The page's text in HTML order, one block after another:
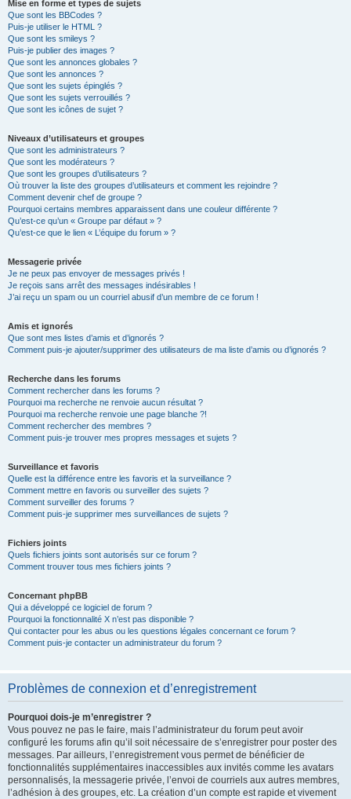
Mise en forme et types de sujets
Que sont les BBCodes ?
Puis-je utiliser le HTML ?
Que sont les smileys ?
Puis-je publier des images ?
Que sont les annonces globales ?
Que sont les annonces ?
Que sont les sujets épinglés ?
Que sont les sujets verrouillés ?
Que sont les icônes de sujet ?
Niveaux d’utilisateurs et groupes
Que sont les administrateurs ?
Que sont les modérateurs ?
Que sont les groupes d’utilisateurs ?
Où trouver la liste des groupes d’utilisateurs et comment les rejoindre ?
Comment devenir chef de groupe ?
Pourquoi certains membres apparaissent dans une couleur différente ?
Qu’est-ce qu’un « Groupe par défaut » ?
Qu’est-ce que le lien « L’équipe du forum » ?
Messagerie privée
Je ne peux pas envoyer de messages privés !
Je reçois sans arrêt des messages indésirables !
J’ai reçu un spam ou un courriel abusif d’un membre de ce forum !
Amis et ignorés
Que sont mes listes d’amis et d’ignorés ?
Comment puis-je ajouter/supprimer des utilisateurs de ma liste d’amis ou d’ignorés ?
Recherche dans les forums
Comment rechercher dans les forums ?
Pourquoi ma recherche ne renvoie aucun résultat ?
Pourquoi ma recherche renvoie une page blanche ?!
Comment rechercher des membres ?
Comment puis-je trouver mes propres messages et sujets ?
Surveillance et favoris
Quelle est la différence entre les favoris et la surveillance ?
Comment mettre en favoris ou surveiller des sujets ?
Comment surveiller des forums ?
Comment puis-je supprimer mes surveillances de sujets ?
Fichiers joints
Quels fichiers joints sont autorisés sur ce forum ?
Comment trouver tous mes fichiers joints ?
Concernant phpBB
Qui a développé ce logiciel de forum ?
Pourquoi la fonctionnalité X n’est pas disponible ?
Qui contacter pour les abus ou les questions légales concernant ce forum ?
Comment puis-je contacter un administrateur du forum ?
Problèmes de connexion et d’enregistrement
Pourquoi dois-je m’enregistrer ?
Vous pouvez ne pas le faire, mais l’administrateur du forum peut avoir
configuré les forums afin qu’il soit nécessaire de s’enregistrer pour poster des
messages. Par ailleurs, l’enregistrement vous permet de bénéficier de
fonctionnalités supplémentaires inaccessibles aux invités comme les avatars
personnalisés, la messagerie privée, l’envoi de courriels aux autres membres,
l’adhésion à des groupes, etc. La création d’un compte est rapide et vivement